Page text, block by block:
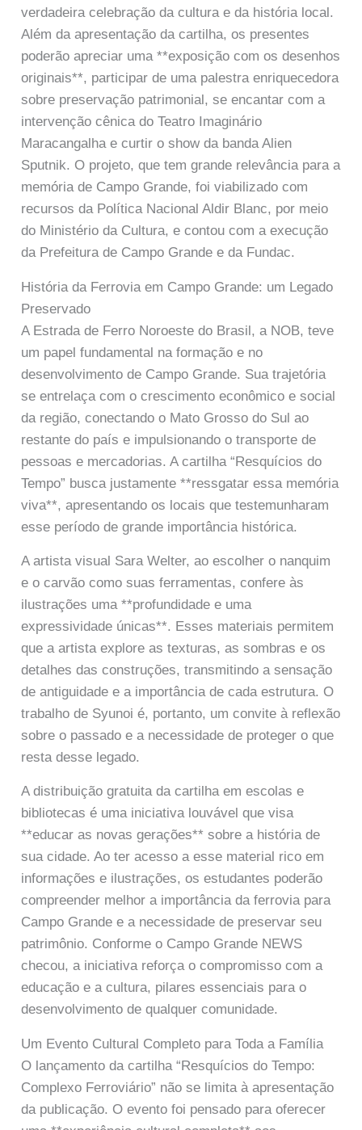
verdadeira celebração da cultura e da história local.
Além da apresentação da cartilha, os presentes
poderão apreciar uma **exposição com os desenhos
originais**, participar de uma palestra enriquecedora
sobre preservação patrimonial, se encantar com a
intervenção cênica do Teatro Imaginário
Maracangalha e curtir o show da banda Alien
Sputnik. O projeto, que tem grande relevância para a
memória de Campo Grande, foi viabilizado com
recursos da Política Nacional Aldir Blanc, por meio
do Ministério da Cultura, e contou com a execução
da Prefeitura de Campo Grande e da Fundac.
História da Ferrovia em Campo Grande: um Legado
Preservado
A Estrada de Ferro Noroeste do Brasil, a NOB, teve
um papel fundamental na formação e no
desenvolvimento de Campo Grande. Sua trajetória
se entrelaça com o crescimento econômico e social
da região, conectando o Mato Grosso do Sul ao
restante do país e impulsionando o transporte de
pessoas e mercadorias. A cartilha “Resquícios do
Tempo” busca justamente **ressgatar essa memória
viva**, apresentando os locais que testemunharam
esse período de grande importância histórica.
A artista visual Sara Welter, ao escolher o nanquim
e o carvão como suas ferramentas, confere às
ilustrações uma **profundidade e uma
expressividade únicas**. Esses materiais permitem
que a artista explore as texturas, as sombras e os
detalhes das construções, transmitindo a sensação
de antiguidade e a importância de cada estrutura. O
trabalho de Syunoi é, portanto, um convite à reflexão
sobre o passado e a necessidade de proteger o que
resta desse legado.
A distribuição gratuita da cartilha em escolas e
bibliotecas é uma iniciativa louvável que visa
**educar as novas gerações** sobre a história de
sua cidade. Ao ter acesso a esse material rico em
informações e ilustrações, os estudantes poderão
compreender melhor a importância da ferrovia para
Campo Grande e a necessidade de preservar seu
patrimônio. Conforme o Campo Grande NEWS
checou, a iniciativa reforça o compromisso com a
educação e a cultura, pilares essenciais para o
desenvolvimento de qualquer comunidade.
Um Evento Cultural Completo para Toda a Família
O lançamento da cartilha “Resquícios do Tempo:
Complexo Ferroviário” não se limita à apresentação
da publicação. O evento foi pensado para oferecer